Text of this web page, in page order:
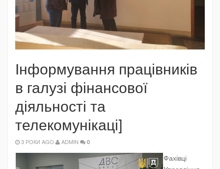
Інформування працівників
в галузі фінансової
діяльності та
телекомунікаці]
3 РОКИ AGO ADMIN 0
Фахівці